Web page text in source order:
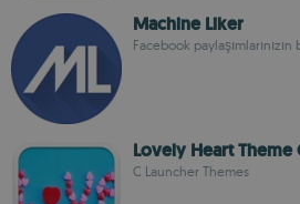
Machine Liker
Facebook paylaşımlarınızın
Lovely Heart Theme
C Launcher Themes